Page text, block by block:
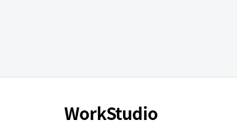
WorkStudio